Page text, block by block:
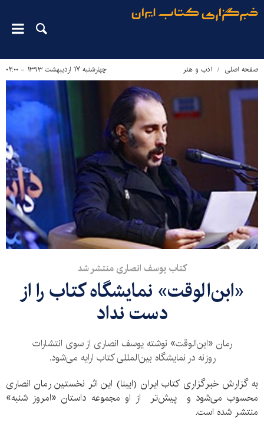
صفحه اصلی ادب و هنر چهارشنبه ۱۷ اردیبهشت ۱۳۹۳ - ۰۲:۰۰
کتاب یوسف انصاری منتشر شد
«ابن‌الوقت» نمایشگاه کتاب را از
دست نداد
رمان «ابن‌الوقت» نوشته یوسف انصاری از سوی انتشارات
روزنه در نمایشگاه بین‌المللی کتاب ارایه می‌شود.
به گزارش خبرگزاری کتاب ایران (ایبنا) این اثر نخستین رمان انصاری
محسوب می‌شود و پیش‌تر از او مجموعه داستان «امروز شنبه»
منتشر شده است.